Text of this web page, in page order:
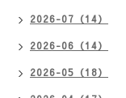
2026-07（14）
2026-06（14）
2026-05（18）